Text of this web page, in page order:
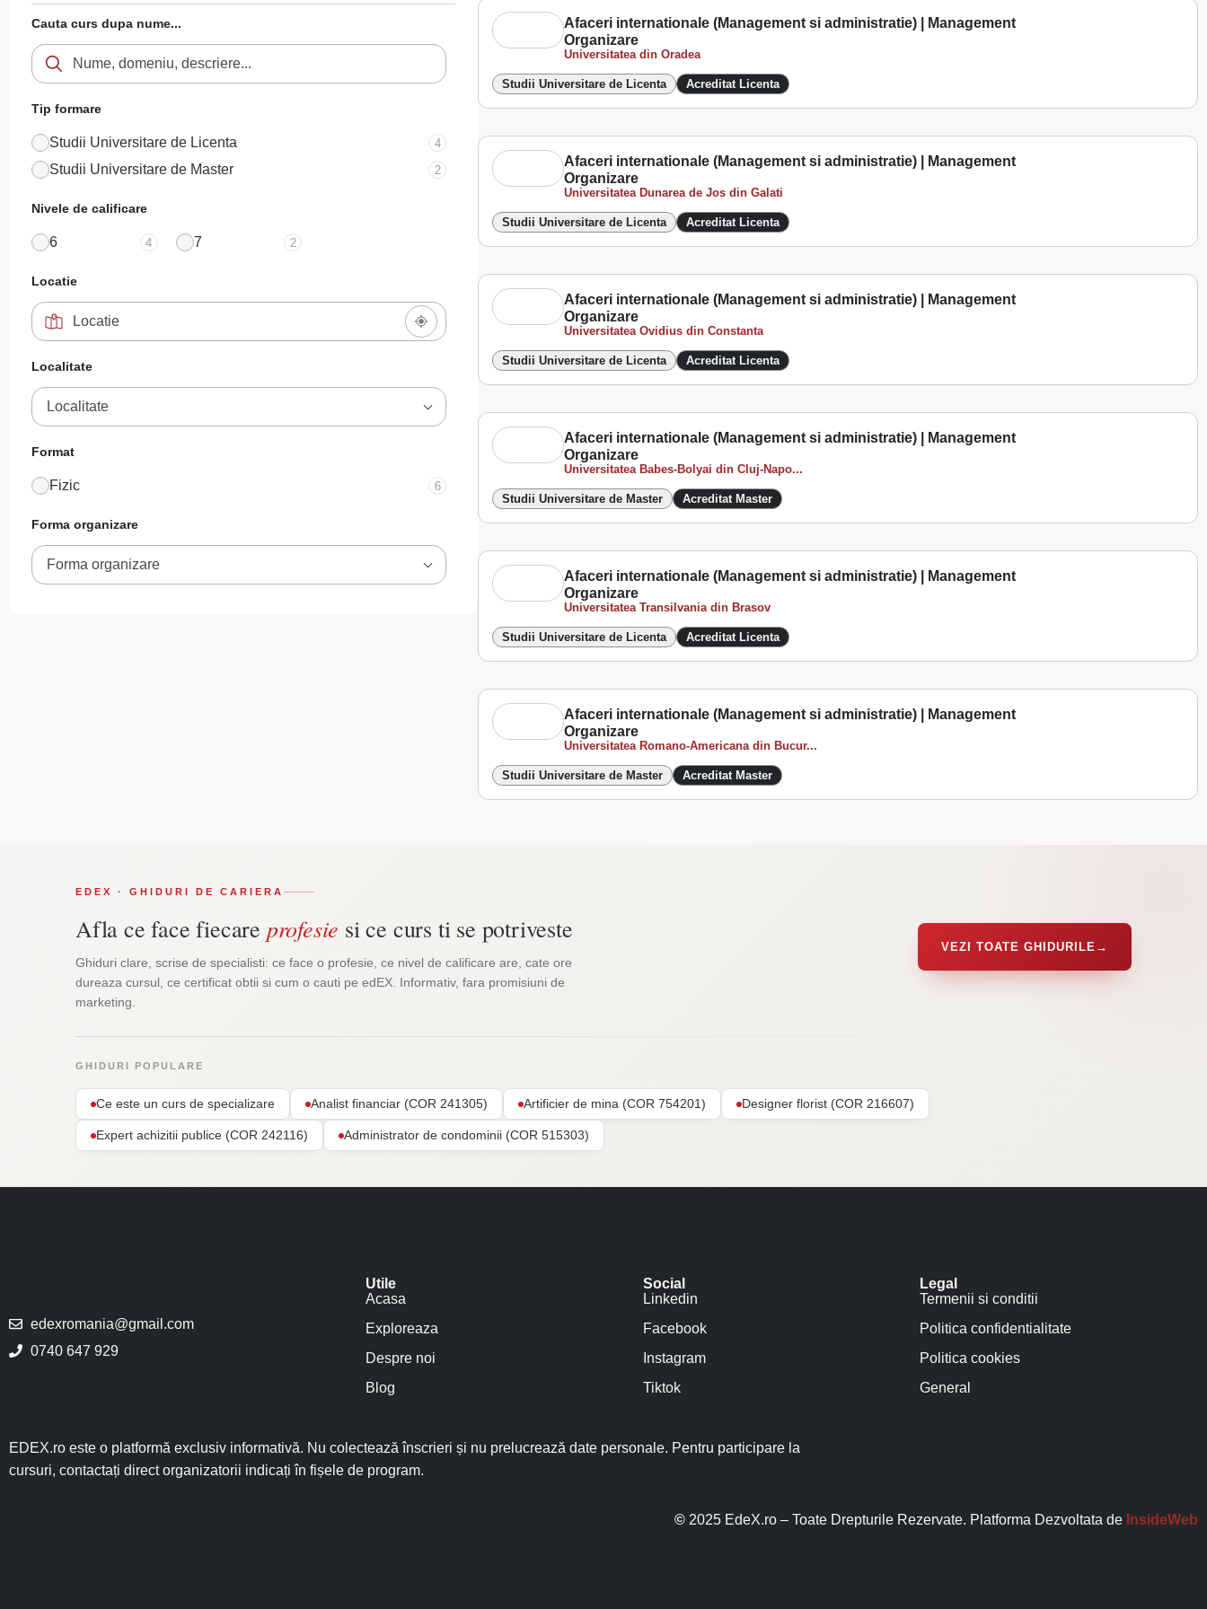
Cauta curs dupa nume...
Tip formare
Studii Universitare de Licenta 4
Studii Universitare de Master 2
Nivele de calificare
6 4 7 2
Locatie
Localitate
Localitate
Format
Fizic 6
Forma organizare
Forma organizare
Afaceri internationale (Management si administratie) | Management
Organizare
Universitatea din Oradea
Studii Universitare de Licenta Acreditat Licenta
Afaceri internationale (Management si administratie) | Management
Organizare
Universitatea Dunarea de Jos din Galati
Studii Universitare de Licenta Acreditat Licenta
Afaceri internationale (Management si administratie) | Management
Organizare
Universitatea Ovidius din Constanta
Studii Universitare de Licenta Acreditat Licenta
Afaceri internationale (Management si administratie) | Management
Organizare
Universitatea Babes-Bolyai din Cluj-Napo...
Studii Universitare de Master Acreditat Master
Afaceri internationale (Management si administratie) | Management
Organizare
Universitatea Transilvania din Brasov
Studii Universitare de Licenta Acreditat Licenta
Afaceri internationale (Management si administratie) | Management
Organizare
Universitatea Romano-Americana din Bucur...
Studii Universitare de Master Acreditat Master
EDEX · GHIDURI DE CARIERA
Afla ce face fiecare profesie si ce curs ti se potriveste
Ghiduri clare, scrise de specialisti: ce face o profesie, ce nivel de calificare are, cate ore
dureaza cursul, ce certificat obtii si cum o cauti pe edEX. Informativ, fara promisiuni de
marketing.
VEZI TOATE GHIDURILE →
GHIDURI POPULARE
Ce este un curs de specializare Analist financiar (COR 241305) Artificier de mina (COR 754201) Designer florist (COR 216607)
Expert achizitii publice (COR 242116) Administrator de condominii (COR 515303)
edexromania@gmail.com
0740 647 929
Utile
Acasa
Exploreaza
Despre noi
Blog
Social
Linkedin
Facebook
Instagram
Tiktok
Legal
Termenii si conditii
Politica confidentialitate
Politica cookies
General
EDEX.ro este o platformă exclusiv informativă. Nu colectează înscrieri și nu prelucrează date personale. Pentru participare la
cursuri, contactați direct organizatorii indicați în fișele de program.
© 2025 EdeX.ro – Toate Drepturile Rezervate. Platforma Dezvoltata de InsideWeb